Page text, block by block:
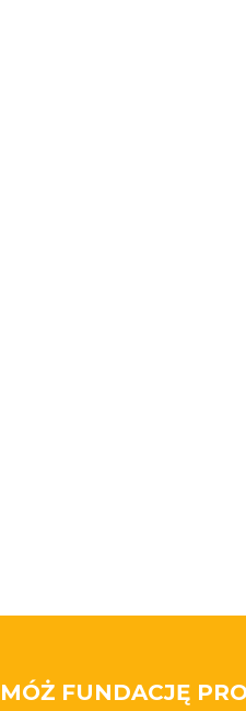
FUNDACJĘ